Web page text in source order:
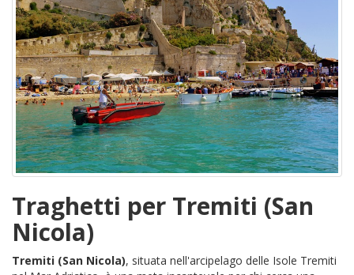
Traghetti per Tremiti (San
Nicola)
Tremiti (San Nicola), situata nell'arcipelago delle Isole Tremiti